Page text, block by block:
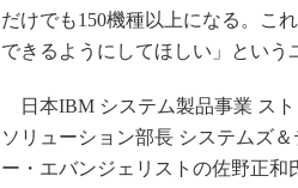
だけでも150機種以上になる。こ
できるようにしてほしい」という
日本IBM システム製品事業 スト
ソリューション部長 システムズ
ー・エバンジェリストの佐野正和